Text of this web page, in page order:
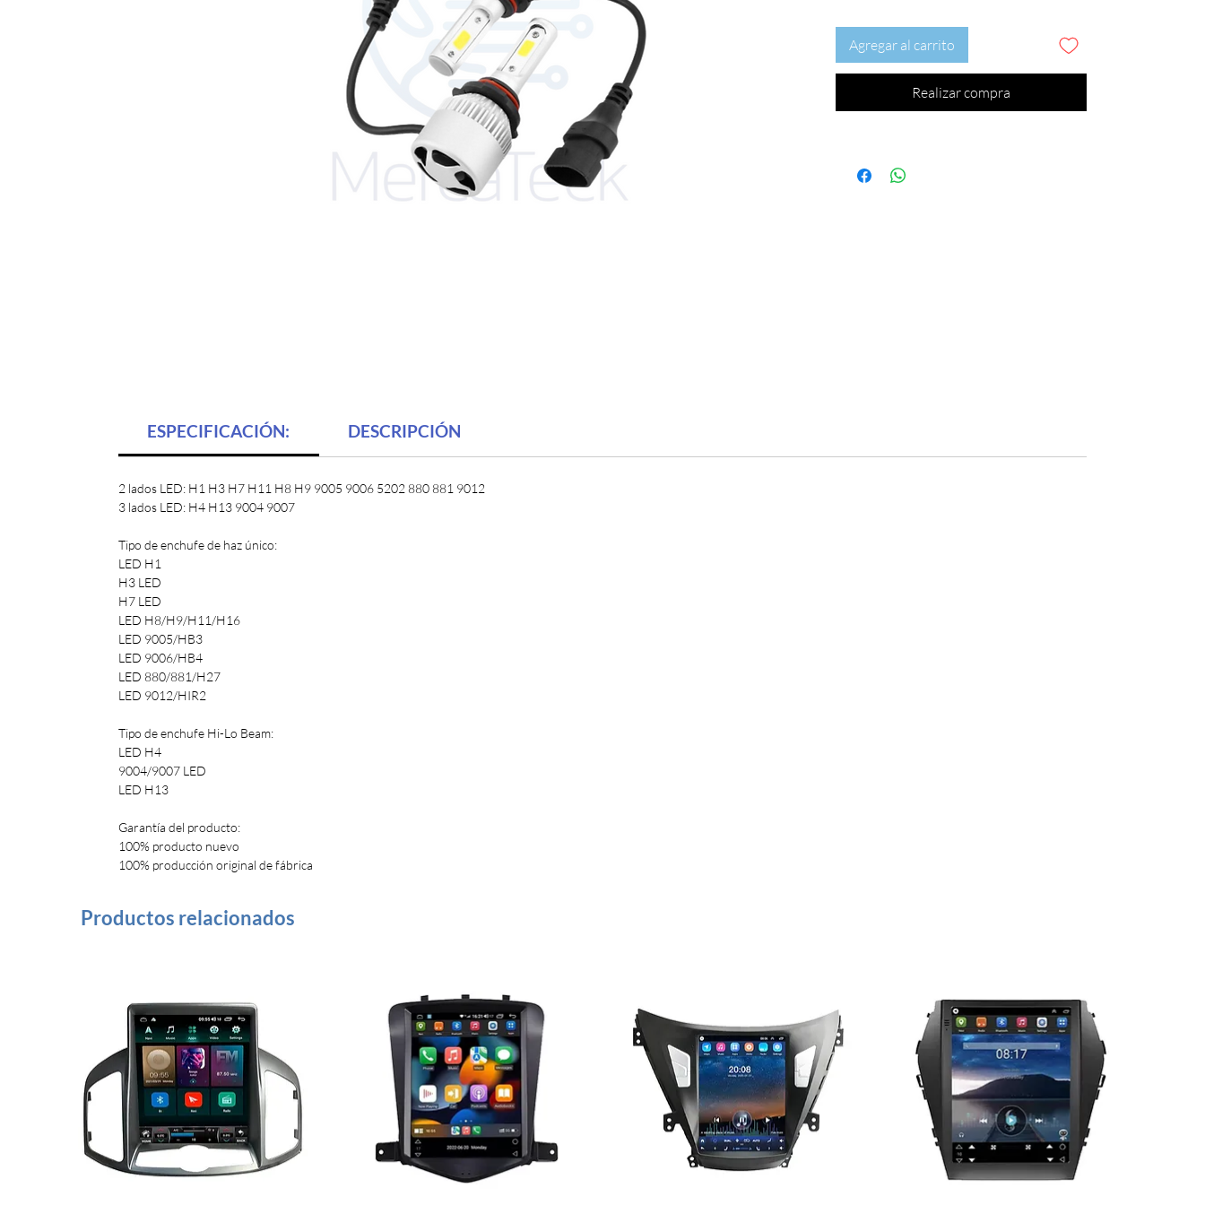
Agregar al carrito
Realizar compra
ESPECIFICACIÓN: DESCRIPCIÓN
2 lados LED: H1 H3 H7 H11 H8 H9 9005 9006 5202 880 881 9012
3 lados LED: H4 H13 9004 9007
Tipo de enchufe de haz único:
LED H1
H3 LED
H7 LED
LED H8/H9/H11/H16
LED 9005/HB3
LED 9006/HB4
LED 880/881/H27
LED 9012/HIR2
Tipo de enchufe Hi-Lo Beam:
LED H4
9004/9007 LED
LED H13
Garantía del producto:
100% producto nuevo
100% producción original de fábrica
Productos relacionados